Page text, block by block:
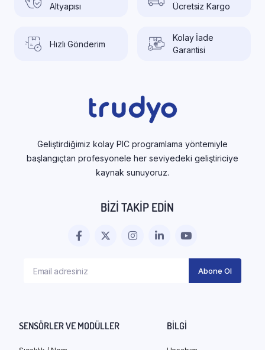
Altyapısı
Ücretsiz Kargo
Hızlı Gönderim
Kolay İade
Garantisi
Geliştirdiğimiz kolay PIC programlama yöntemiyle
başlangıçtan profesyonele her seviyedeki geliştiriciye
kaynak sunuyoruz.
BIZI TAKIP EDIN
SENSÖRLER VE MODÜLLER BILGI